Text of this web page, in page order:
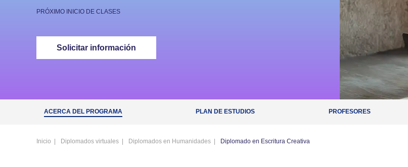
PRÓXIMO INICIO DE CLASES
Solicitar información
ACERCA DEL PROGRAMA PLAN DE ESTUDIOS PROFESORES
Inicio Diplomados virtuales Diplomados en Humanidades Diplomado en Escritura Creativa